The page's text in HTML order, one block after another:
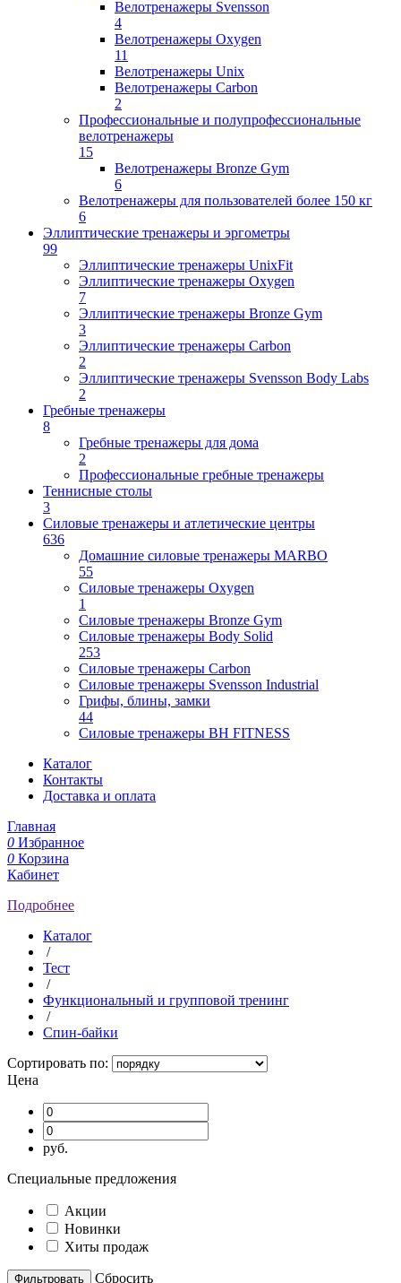
Велотренажеры Svensson
4
Велотренажеры Oxygen
11
Велотренажеры Unix
Велотренажеры Carbon
2
Профессиональные и полупрофессиональные
велотренажеры
15
Велотренажеры Bronze Gym
6
Велотренажеры для пользователей более 150 кг
6
Эллиптические тренажеры и эргометры
99
Эллиптические тренажеры UnixFit
Эллиптические тренажеры Oxygen
7
Эллиптические тренажеры Bronze Gym
3
Эллиптические тренажеры Carbon
2
Эллиптические тренажеры Svensson Body Labs
2
Гребные тренажеры
8
Гребные тренажеры для дома
2
Профессиональные гребные тренажеры
Теннисные столы
3
Силовые тренажеры и атлетические центры
636
Домашние силовые тренажеры MARBO
55
Силовые тренажеры Oxygen
1
Силовые тренажеры Bronze Gym
Силовые тренажеры Body Solid
253
Силовые тренажеры Carbon
Силовые тренажеры Svensson Industrial
Грифы, блины, замки
44
Силовые тренажеры BH FITNESS
Каталог
Контакты
Доставка и оплата
Главная
0 Избранное
0 Корзина
Кабинет
Подробнее
Каталог
/
Тест
/
Функциональный и групповой тренинг
/
Спин-байки
Сортировать по:
Цена
руб.
Специальные предложения
Акции
Новинки
Хиты продаж
Cбросить